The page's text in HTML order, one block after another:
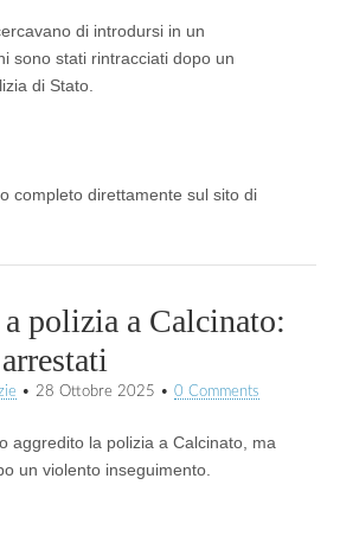
di introdursi in un
sono stati rintracciati dopo un
di Stato.
completo direttamente sul sito di
polizia a Calcinato:
• 28 Ottobre 2025 • 0 Comments
aggredito la polizia a Calcinato, ma
un violento inseguimento.